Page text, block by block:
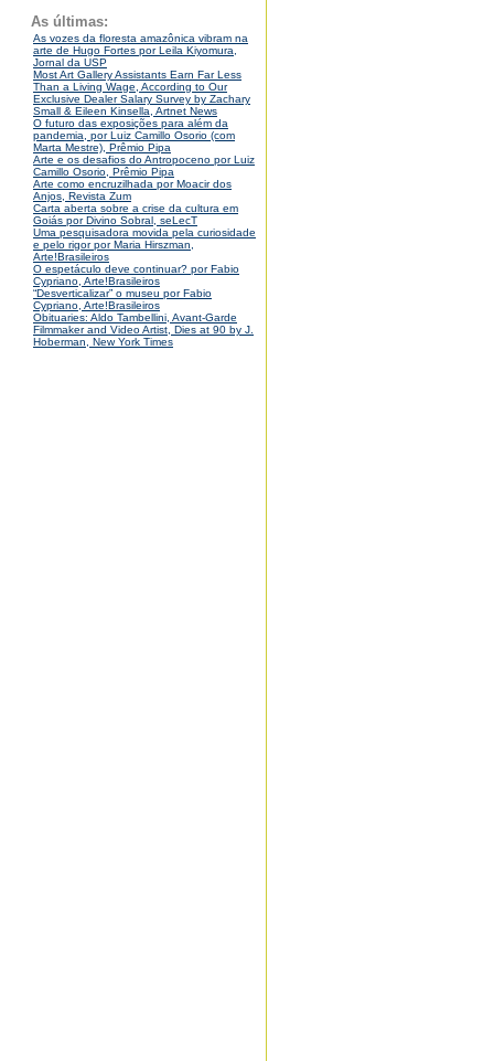
As últimas:
As vozes da floresta amazônica vibram na
arte de Hugo Fortes por Leila Kiyomura,
Jornal da USP
Most Art Gallery Assistants Earn Far Less
Than a Living Wage, According to Our
Exclusive Dealer Salary Survey by Zachary
Small & Eileen Kinsella, Artnet News
O futuro das exposições para além da
pandemia, por Luiz Camillo Osorio (com
Marta Mestre), Prêmio Pipa
Arte e os desafios do Antropoceno por Luiz
Camillo Osorio, Prêmio Pipa
Arte como encruzilhada por Moacir dos
Anjos, Revista Zum
Carta aberta sobre a crise da cultura em
Goiás por Divino Sobral, seLecT
Uma pesquisadora movida pela curiosidade
e pelo rigor por Maria Hirszman,
Arte!Brasileiros
O espetáculo deve continuar? por Fabio
Cypriano, Arte!Brasileiros
“Desverticalizar” o museu por Fabio
Cypriano, Arte!Brasileiros
Obituaries: Aldo Tambellini, Avant-Garde
Filmmaker and Video Artist, Dies at 90 by J.
Hoberman, New York Times